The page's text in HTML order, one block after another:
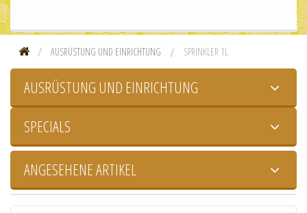
AUSRÜSTUNG UND EINRICHTUNG SPRINKLER 1L
AUSRÜSTUNG UND EINRICHTUNG
SPECIALS
ANGESEHENE ARTIKEL